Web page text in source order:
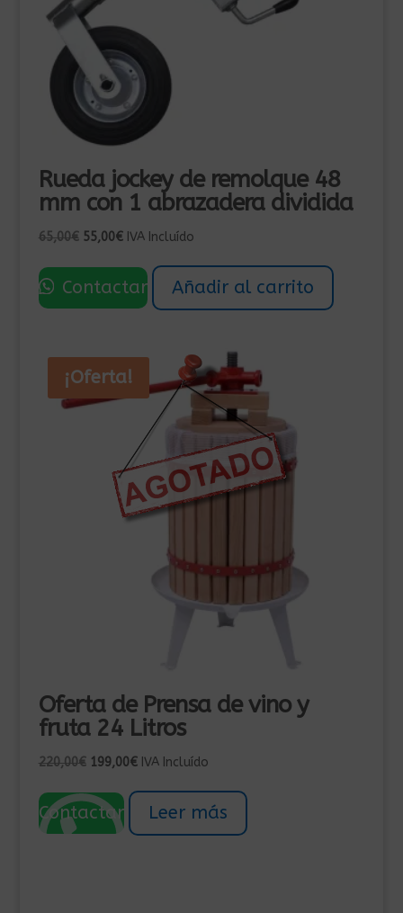
Rueda jockey de remolque 48
mm con 1 abrazadera dividida
65,00€ El
original
era:
55,00€El
actual
es:
IVA Incluído
Contactar Añadir al carrito
¡Oferta!
Oferta de Prensa de vino y
fruta 24 Litros
220,00€ El
original
era:
199,00€El
actual
es:
IVA Incluído
Contactar Leer más